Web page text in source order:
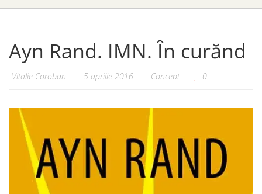
Ayn Rand. IMN. În curănd
Vitalie Coroban 5 aprilie 2016 Concept 0